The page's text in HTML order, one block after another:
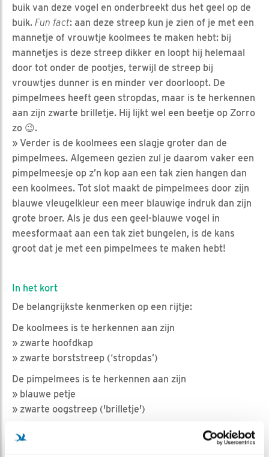
buik van deze vogel en onderbreekt dus het geel op de
buik. Fun fact: aan deze streep kun je zien of je met een
mannetje of vrouwtje koolmees te maken hebt: bij
mannetjes is deze streep dikker en loopt hij helemaal
door tot onder de pootjes, terwijl de streep bij
vrouwtjes dunner is en minder ver doorloopt. De
pimpelmees heeft geen stropdas, maar is te herkennen
aan zijn zwarte brilletje. Hij lijkt wel een beetje op Zorro
zo 😉.
» Verder is de koolmees een slagje groter dan de
pimpelmees. Algemeen gezien zul je daarom vaker een
pimpelmeesje op z’n kop aan een tak zien hangen dan
een koolmees. Tot slot maakt de pimpelmees door zijn
blauwe vleugelkleur een meer blauwige indruk dan zijn
grote broer. Als je dus een geel-blauwe vogel in
meesformaat aan een tak ziet bungelen, is de kans
groot dat je met een pimpelmees te maken hebt!
In het kort
De belangrijkste kenmerken op een rijtje:
De koolmees is te herkennen aan zijn
» zwarte hoofdkap
» zwarte borststreep (‘stropdas’)
De pimpelmees is te herkennen aan zijn
» blauwe petje
» zwarte oogstreep ('brilletje')